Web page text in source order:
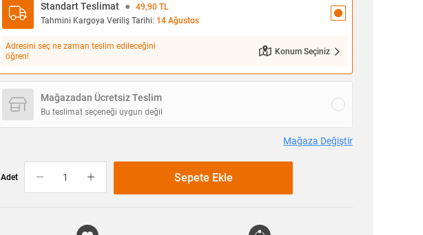
Standart Teslimat ●
49,90 TL
Tahmini Kargoya Veriliş Tarihi: 14 Ağustos
Adresini seç ne zaman teslim edileceğini
öğren!
Konum Seçiniz
Mağazadan Ücretsiz Teslim
Bu teslimat seçeneği uygun değil
Mağaza Değiştir
Adet Sepete Ekle